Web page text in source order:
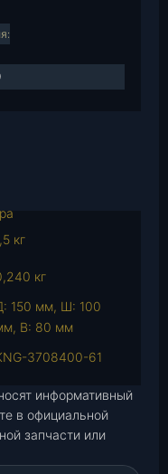
кг
кг
150 мм, Ш: 100
В: 80 мм
3708400-61
информативный
в официальной
запчасти или